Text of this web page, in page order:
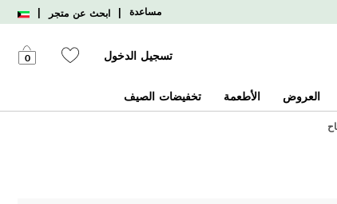
مساعدة | ابحث عن متجر |
تسجيل الدخول 0
العروض الأطعمة تخفيضات الصيف